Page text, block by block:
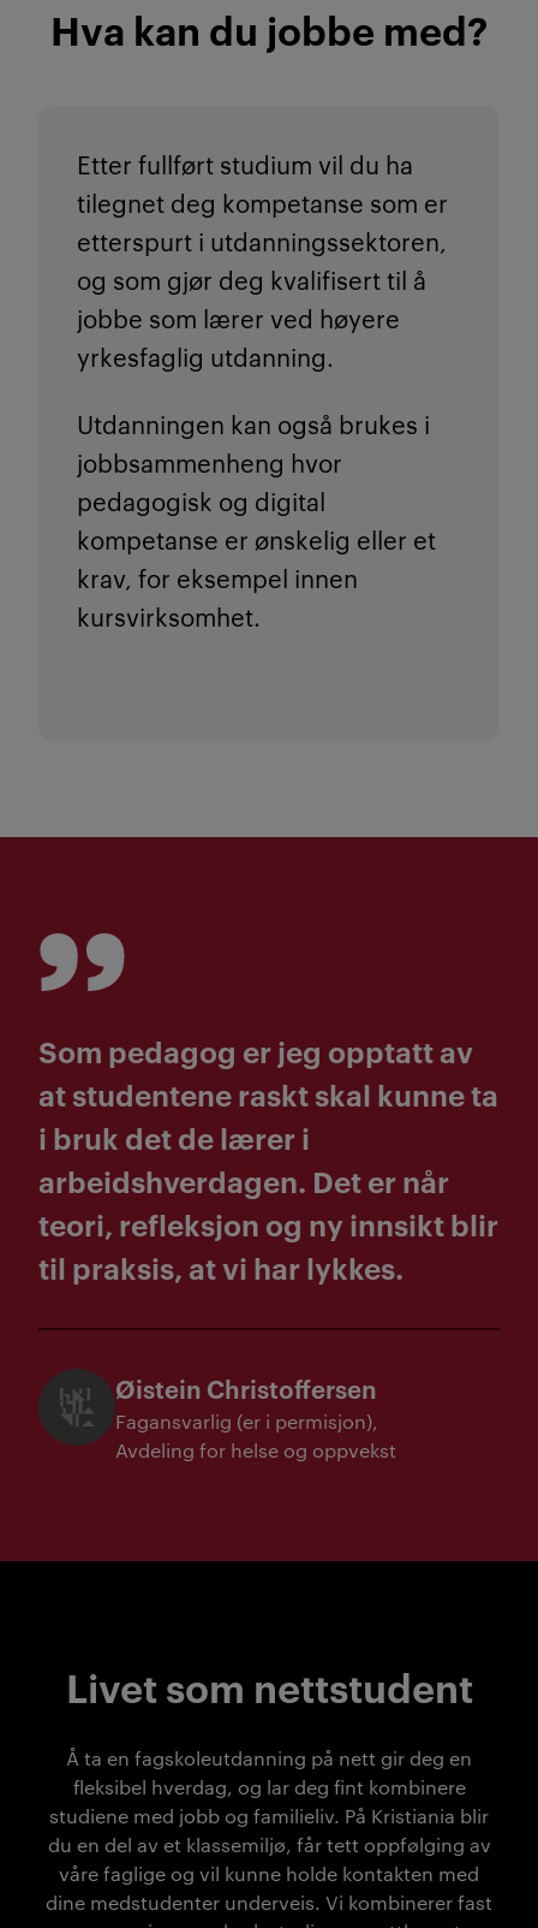
Hva kan du jobbe med?
Etter fullført studium vil du ha
tilegnet deg kompetanse som er
etterspurt i utdanningssektoren,
og som gjør deg kvalifisert til å
jobbe som lærer ved høyere
yrkesfaglig utdanning.
Utdanningen kan også brukes i
jobbsammenheng hvor
pedagogisk og digital
kompetanse er ønskelig eller et
krav, for eksempel innen
kursvirksomhet.
Som pedagog er jeg opptatt av
at studentene raskt skal kunne ta
i bruk det de lærer i
arbeidshverdagen. Det er når
teori, refleksjon og ny innsikt blir
til praksis, at vi har lykkes.
Øistein Christoffersen
Fagansvarlig (er i permisjon)
Avdeling for helse og oppvekst
Livet som nettstudent
Å ta en fagskoleutdanning på nett gir deg en
fleksibel hverdag, og lar deg fint kombinere
studiene med jobb og familieliv. På Kristiania blir
du en del av et klassemiljø, får tett oppfølging av
våre faglige og vil kunne holde kontakten med
dine medstudenter underveis. Vi kombinerer fast